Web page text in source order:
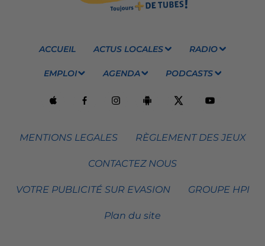
ACCUEIL ACTUS LOCALES RADIO
EMPLOI AGENDA PODCASTS
MENTIONS LEGALES RÈGLEMENT DES JEUX
CONTACTEZ NOUS
VOTRE PUBLICITÉ SUR EVASION GROUPE HPI
Plan du site